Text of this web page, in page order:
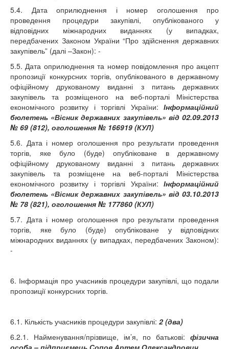
5.4. Дата оприлюднення і номер оголошення про
проведення процедури закупівлі, опублікованого у
відповідних міжнародних виданнях (у випадках,
передбачених Законом України “Про здійснення державних
закупівель” (далі –Закон): -
5.5. Дата оприлюднення та номер повідомлення про акцепт
пропозиції конкурсних торгів, опублікованого в державному
офіційному друкованому виданні з питань державних
закупівель та розміщеного на веб-порталі Міністерства
економічного розвитку і торгівлі України: Інформаційний
бюлетень «Вісник державних закупівель» від 02.09.2013
№ 69 (812), оголошення № 166919 (КУЛ)
5.6. Дата і номер оголошення про результати проведення
торгів, яке було (буде) опубліковане в державному
офіційному друкованому виданні з питань державних
закупівель та розміщене на веб-порталі Міністерства
економічного розвитку і торгівлі України: Інформаційний
бюлетень «Вісник державних закупівель» від 03.10.2013
№ 78 (821), оголошення № 177860 (КУЛ)
5.7. Дата і номер оголошення про результати проведення
торгів, яке було (буде) опубліковане у відповідних
міжнародних виданнях (у випадках, передбачених Законом):
-
6. Інформація про учасників процедури закупівлі, що подали
пропозиції конкурсних торгів.
6.1. Кількість учасників процедури закупівлі: 2 (два)
6.2.1. Найменування/прізвище, ім’я, по батькові: фізична
особа – підприємець Сопов Артем Олександрович